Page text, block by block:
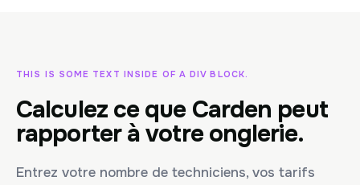
THIS IS SOME TEXT INSIDE OF A DIV BLOCK.
Calculez ce que Carden peut
rapporter à votre onglerie.
Entrez votre nombre de techniciens, vos tarifs